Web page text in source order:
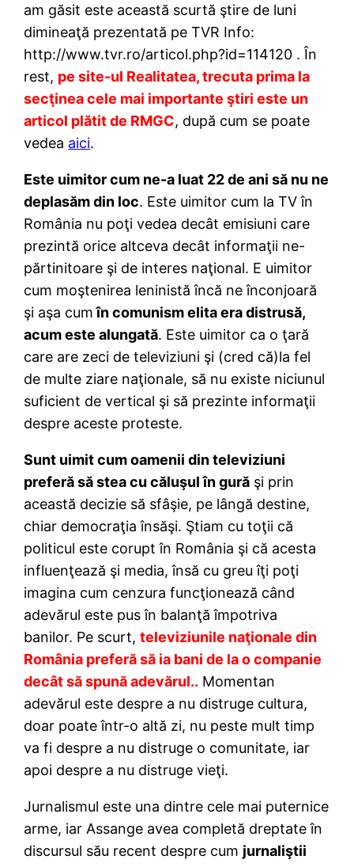
am găsit este această scurtă ştire de luni
dimineaţă prezentată pe TVR Info:
http://www.tvr.ro/articol.php?id=114120 . În
rest, pe site-ul Realitatea, trecuta prima la
secţinea cele mai importante ştiri este un
articol plătit de RMGC, după cum se poate
vedea aici.
Este uimitor cum ne-a luat 22 de ani să nu ne
deplasăm din loc. Este uimitor cum la TV în
România nu poţi vedea decât emisiuni care
prezintă orice altceva decât informaţii ne-
părtinitoare şi de interes naţional. E uimitor
cum moştenirea leninistă încă ne înconjoară
şi aşa cumîn comunism elita era distrusă,
acum este alungată. Este uimitor ca o ţară
care are zeci de televiziuni şi (cred că)la fel
de multe ziare naţionale, să nu existe niciunul
suficient de vertical şi să prezinte informaţii
despre aceste proteste.
Sunt uimit cum oamenii din televiziuni
preferă să stea cu căluşul în gură şi prin
această decizie să sfâşie, pe lângă destine,
chiar democraţia însăşi. Ştiam cu toţii că
politicul este corupt în România şi că acesta
influenţează şi media, însă cu greu îţi poţi
imagina cum cenzura funcţionează când
adevărul este pus în balanţă împotriva
banilor. Pe scurt,televiziunile naţionale din
România preferă să ia bani de la o companie
decât să spună adevărul.. Momentan
adevărul este despre a nu distruge cultura,
doar poate într-o altă zi, nu peste mult timp
va fi despre a nu distruge o comunitate, iar
apoi despre a nu distruge vieţi.
Jurnalismul este una dintre cele mai puternice
arme, iar Assange avea completă dreptate în
discursul său recent despre cum jurnaliştii